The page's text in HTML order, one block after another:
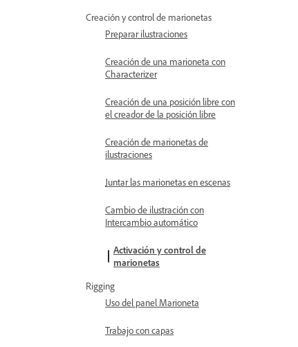
Creación y control de marionetas
Preparar ilustraciones
Creación de una marioneta con
Characterizer
Creación de una posición libre con
el creador de la posición libre
Creación de marionetas de
ilustraciones
Juntar las marionetas en escenas
Cambio de ilustración con
Intercambio automático
Activación y control de
marionetas
Rigging
Uso del panel Marioneta
Trabajo con capas